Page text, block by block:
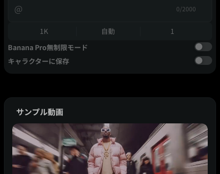
@ 0/2000
1K 自動
1
Banana Pro無制限モード
キャラクターに保存
サンプル動画